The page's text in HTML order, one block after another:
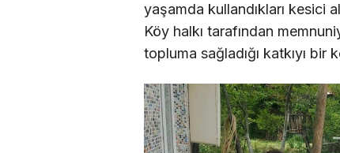
yaşamda kullandıkları kesici
Köy halkı tarafından
topluma sağladığı katkıyı